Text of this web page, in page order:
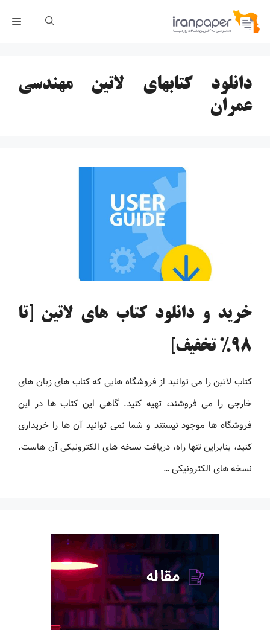
پرش
دانلود کتابهای لاتین مهندسی
عمران
خرید و دانلود کتاب های لاتین [تا
98% تخفیف]
کتاب لاتین را می توانید از فروشگاه هایی که کتاب های زبان های
خارجی را می فروشند، تهیه کنید. گاهی این کتاب ها در این
فروشگاه ها موجود نیستند و شما نمی توانید آن ها را خریداری
کنید، بنابراین تنها راه، دریافت نسخه های الکترونیکی آن هاست.
نسخه های الکترونیکی …